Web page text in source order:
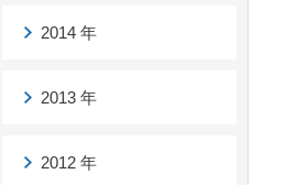
2014 年
2013 年
2012 年